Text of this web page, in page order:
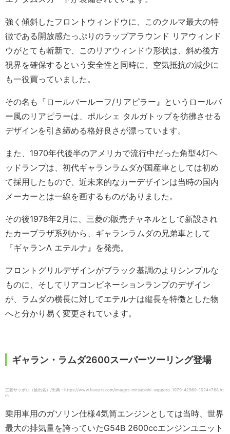
強く傾斜したフロントウィンドウに、このクルマ最大の特
徴である開放感たっぷりのラップアラウンド リアウィンド
ウがとても斬新で、このリアウィンドウ形状は、斜め後方
視界を確保するという安全性と同時に、空気抵抗の減少に
も一役買っていました。
その名も『ロールバールーフ/リアピラー』というロールバ
ー風のリアピラーは、ポルシェ タルガトップを彷彿させる
デザインを引き締める格好良さが漂っています。
また、1970年代後半のアメリカで流行中だった角型4灯ヘ
ッドランプは、初代ギャランラムダが国産車としては初め
て採用したもので、近未来的なカーデザインは当時の国内
メーカーとは一線を画するものがありました。
その後1978年2月に、三菱の販売チャネルとして新設され
たカープラザ系列から、ギャランラムダの兄弟車として
『ギャランΛ エテルナ』を発売。
フロントグリルデザインがブラック基調のよりシンプルな
ものに、そしてリアコンビネーションランプのデザイン
が、ラムダの横長に対してエテルナは縦長を特徴とした物
へと分かり易く変更されています。
ギャラン・ラムダ2600スーパーツーリング登場
三菱サッポロ（輸出名）/出典：https://www.favcars.com/images-mitsubishi-sapporo-1979-42969-1024×768.ht
m
乗用車用のガソリン仕様4気筒エンジンとしては当時、世界
最大の排気量を誇っていたG54B 2600ccエンジンユニット